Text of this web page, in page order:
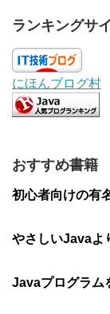
ランキングサ
にほんブログ村
おすすめ書籍
初心者向けの有
やさしいJavaよ
Javaプログラム